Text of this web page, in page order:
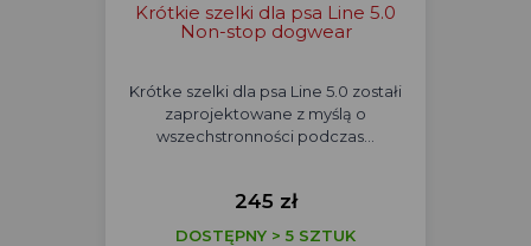
Krótkie szelki dla psa Line 5.0
Non-stop dogwear
Krótke szelki dla psa Line 5.0 zostałi
zaprojektowane z myślą o
wszechstronności podczas…
245 zł
DOSTĘPNY > 5 SZTUK